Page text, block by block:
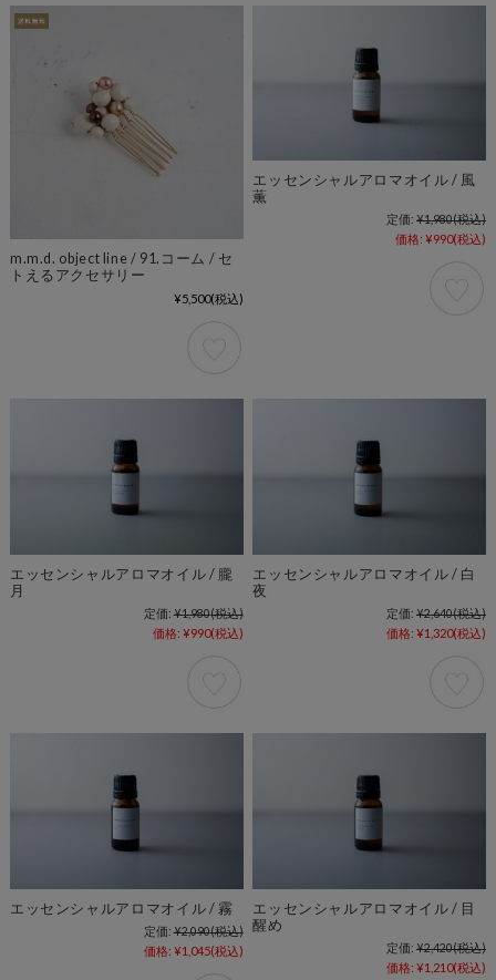
m.m.d. object line / 91.コーム / セ
トえるアクセサリー
¥5,500(税込)
エッセンシャルアロマオイル / 風
薫
定価: ¥1,980(税込)
価格: ¥990(税込)
エッセンシャルアロマオイル / 朧
月
定価: ¥1,980(税込)
価格: ¥990(税込)
エッセンシャルアロマオイル / 白
夜
定価: ¥2,640(税込)
価格: ¥1,320(税込)
エッセンシャルアロマオイル / 霧
定価: ¥2,090(税込)
価格: ¥1,045(税込)
エッセンシャルアロマオイル / 目
醒め
定価: ¥2,420(税込)
価格: ¥1,210(税込)